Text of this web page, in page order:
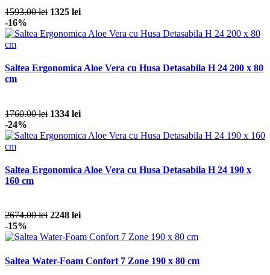
1593.00 lei 1325 lei
-16%
Saltea Ergonomica Aloe Vera cu Husa Detasabila H 24 200 x 80
cm
1760.00 lei 1334 lei
-24%
Saltea Ergonomica Aloe Vera cu Husa Detasabila H 24 190 x
160 cm
2674.00 lei 2248 lei
-15%
Saltea Water-Foam Confort 7 Zone 190 x 80 cm